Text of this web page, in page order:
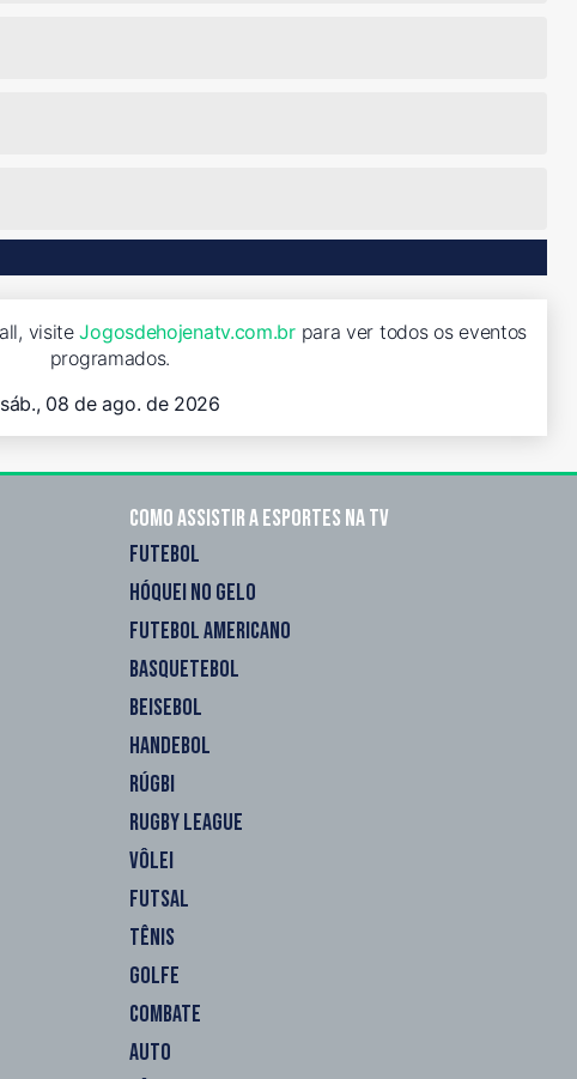
visiteJogosdehojenatv.com.brpara ver todos os eventos
programados.
sáb., 08 de ago. de 2026
Como assistir a esportes na TV
FUTEBOL
HÓQUEI NO GELO
FUTEBOL AMERICANO
BASQUETEBOL
BEISEBOL
HANDEBOL
RÚGBI
RUGBY LEAGUE
VÔLEI
FUTSAL
TÊNIS
GOLFE
COMBATE
AUTO